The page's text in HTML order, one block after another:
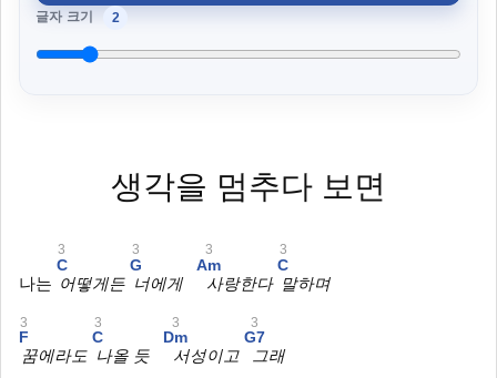
글자 크기 2
생각을 멈추다 보면
나는
C
3
어떻게든
G
3
너에게
Am
3
사랑한다
C
3
말하며
F
3
꿈에라도
C
3
나올 듯
Dm
3
서성이고
G7
3
그래